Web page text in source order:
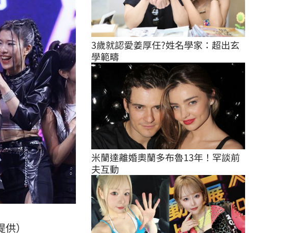
）
3歲就認愛姜厚任?姓名學家：超出玄
學範疇
米蘭達離婚奧蘭多布魯13年！罕談前
夫互動